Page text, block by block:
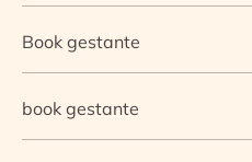
Book gestante
book gestante